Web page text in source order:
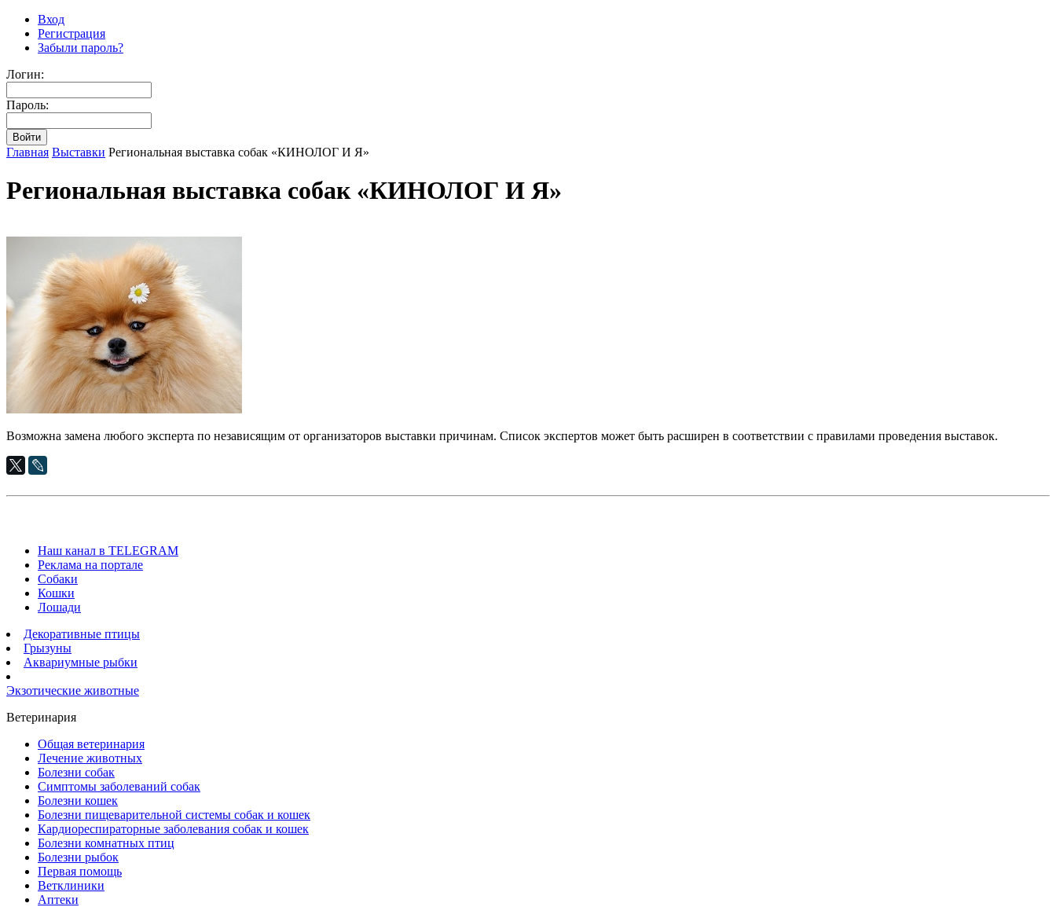
Вход
Регистрация
Забыли пароль?
Логин:
Пароль:
Главная Выставки Региональная выставка собак «КИНОЛОГ И Я»
Региональная выставка собак «КИНОЛОГ И Я»
Возможна замена любого эксперта по независящим от организаторов выставки причинам. Список экспертов может быть расширен в соответствии с правилами проведения выставок.
Наш канал в TELEGRAM
Реклама на портале
Собаки
Кошки
Лошади
Декоративные птицы
Грызуны
Аквариумные рыбки
Экзотические животные
Ветеринария
Общая ветеринария
Лечение животных
Болезни собак
Симптомы заболеваний собак
Болезни кошек
Болезни пищеварительной системы собак и кошек
Кардиореспираторные заболевания собак и кошек
Болезни комнатных птиц
Болезни рыбок
Первая помощь
Ветклиники
Аптеки